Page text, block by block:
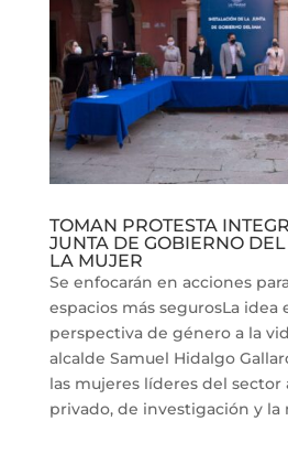
TOMAN PROTESTA
JUNTA DE GOBIERNO
LA MUJER
Se enfocarán en acciones
espacios más segurosLa idea
perspectiva de género a la
alcalde Samuel Hidalgo
las mujeres líderes del sector
privado, de investigación y la